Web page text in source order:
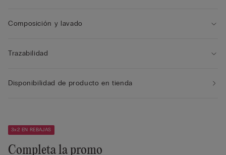
Composición y lavado
Trazabilidad
Disponibilidad de producto en tienda
3x2 EN REBAJAS
Completa la promo